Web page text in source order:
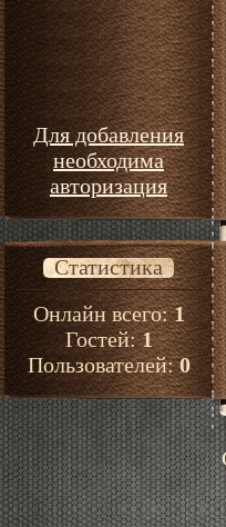
Для добавления
необходима
авторизация
Статистика
Онлайн всего:1
Гостей:1
Пользователей:0